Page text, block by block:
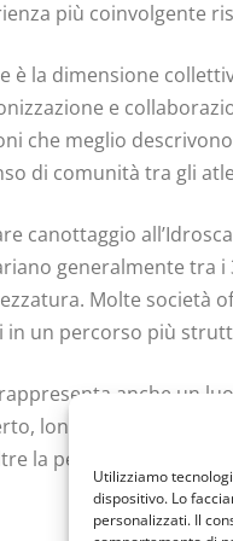
Utilizziamo
dispositivo. Lo
personalizzati. Il
più coinvolgente
è la dimensione
e
che meglio
di comunità tra gli
canottaggio
generalmente tra
Molte
in un percorso più
anche un
lontano dal traffico
la performance